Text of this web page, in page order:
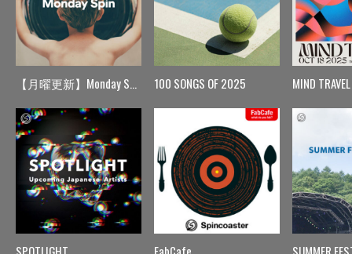
【月曜更新】Monday Spin 100 SONGS OF 2025 MIND TRAVEL